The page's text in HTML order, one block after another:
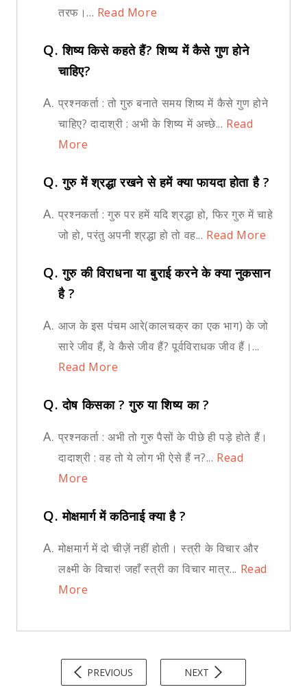
तरफ।... Read More
Q.शिष्य किसे कहते हैं? शिष्य में कैसे गुण होने
चाहिए?
A. प्रश्नकर्ता : तो गुरु बनाते समय शिष्य में कैसे गुण होने
चाहिए? दादाश्री : अभी के शिष्य में अच्छे... Read
More
Q.गुरु में श्रद्धा रखने से हमें क्या फायदा होता है ?
A. प्रश्नकर्ता : गुरु पर हमें यदि श्रद्धा हो, फिर गुरु में चाहे
जो हो, परंतु अपनी श्रद्धा हो तो वह... Read More
Q.गुरु की विराधना या बुराई करने के क्या नुकसान
है ?
A. आज के इस पंचम आरे(कालचक्र का एक भाग) के जो
सारे जीव हैं, वे कैसे जीव हैं? पूर्वविराधक जीव हैं।...
Read More
Q.दोष किसका ? गुरु या शिष्य का ?
A. प्रश्नकर्ता : अभी तो गुरु पैसों के पीछे ही पड़े होते हैं।
दादाश्री : वह तो ये लोग भी ऐसे हैं न?... Read
More
Q.मोक्षमार्ग में कठिनाई क्या है ?
A. मोक्षमार्ग में दो चीज़ें नहीं होती। स्त्री के विचार और
लक्ष्मी के विचार! जहाँ स्त्री का विचार मात्र... Read
More
PREVIOUS NEXT